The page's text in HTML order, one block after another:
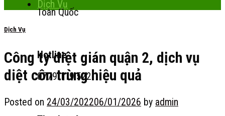
Toàn Quốc
Hotline
0779.119.522
Dịch Vụ
Dịch Vụ
Công ty diệt gián quận 2, dịch vụ
diệt côn trùng hiệu quả
Posted on 24/03/202206/01/2026 by admin